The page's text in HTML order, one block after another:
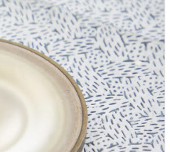
국가아동권리보장원장 “AI·
화로 신종 위협서 어린이 지킨